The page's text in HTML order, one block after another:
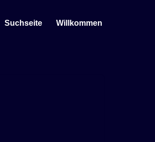
Suchseite Willkommen